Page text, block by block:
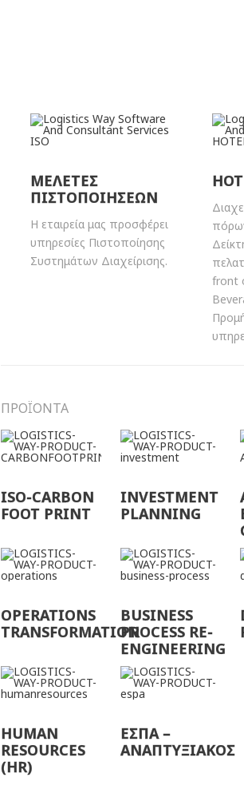
ΜΕΛΕΤΕΣ
ΠΙΣΤΟΠΟΙΗΣΕΩΝ
Η εταιρεία μας προσφέρει
υπηρεσίες Πιστοποίησης
Συστημάτων Διαχείρισης.
front
ΠΡΟΪΟΝΤΑ
ISO-CARBON
FOOT PRINT
INVESTMENT
PLANNING
OPERATIONS
TRANSFORMATION
BUSINESS
PROCESS RE-
ENGINEERING
HUMAN
RESOURCES
(HR)
ΕΣΠΑ –
ΑΝΑΠΤΥΞΙΑΚΟΣ